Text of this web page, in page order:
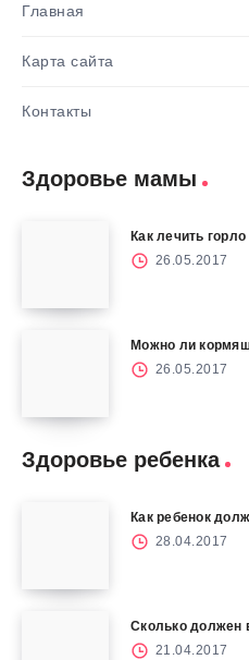
Главная
Карта сайта
Контакты
Здоровье мамы
Как лечить
26.05.2017
Можно ли
26.05.2017
Здоровье ребенка
Как ребенок
28.04.2017
Сколько должен
21.04.2017